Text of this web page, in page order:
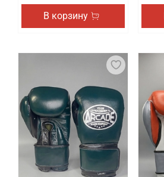
В корзину